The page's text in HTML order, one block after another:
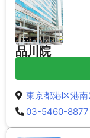
品川院
東京都港区港
03-5460-8877